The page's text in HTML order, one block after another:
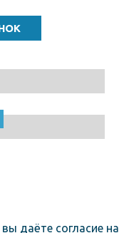
даёте согласие на